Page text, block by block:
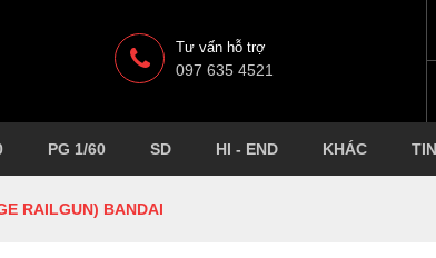
Tư vấn hỗ trợ
097 635 4521
PG 1/60 SD HI - END KHÁC
RAILGUN) BANDAI